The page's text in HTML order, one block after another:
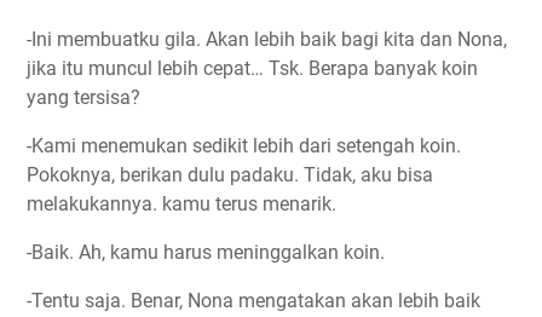
-Ini membuatku gila. Akan lebih baik bagi kita dan Nona,
jika itu muncul lebih cepat… Tsk. Berapa banyak koin
yang tersisa?
-Kami menemukan sedikit lebih dari setengah koin.
Pokoknya, berikan dulu padaku. Tidak, aku bisa
melakukannya. kamu terus menarik.
-Baik. Ah, kamu harus meninggalkan koin.
-Tentu saja. Benar, Nona mengatakan akan lebih baik